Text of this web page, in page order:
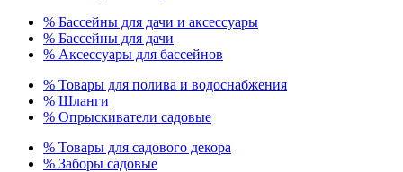
% Бассейны для дачи и аксессуары
% Бассейны для дачи
% Аксессуары для бассейнов
% Товары для полива и водоснабжения
% Шланги
% Опрыскиватели садовые
% Товары для садового декора
% Заборы садовые